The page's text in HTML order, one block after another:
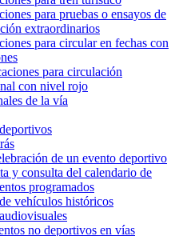
para pruebas o ensayos de
extraordinarios
para circular en fechas con
para circulación
con nivel rojo
de la vía
de un evento deportivo
y consulta del calendario de
programados
vehículos históricos
no deportivos en vías